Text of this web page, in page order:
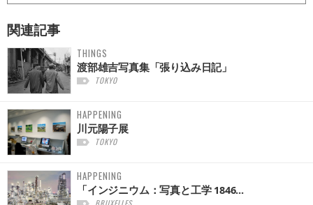
関連記事
THINGS
渡部雄吉写真集「張り込み日記」
TOKYO
HAPPENING
川元陽子展
TOKYO
HAPPENING
「インジニウム：写真と工学 1846...
BRUXELLES